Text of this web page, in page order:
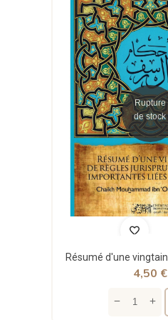
Rupture
de stock
4,50 €